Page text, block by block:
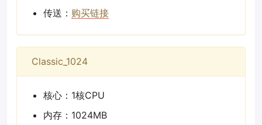
传送： 购买链接
Classic_1024
核心：1核CPU
内存：1024MB